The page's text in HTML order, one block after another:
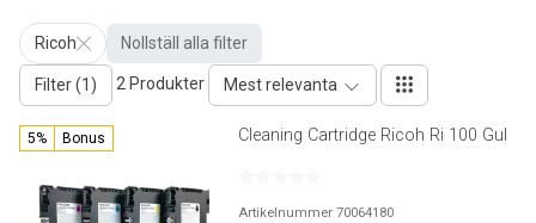
Ricoh Nollställ alla filter
Filter (1) 2 Produkter Mest relevanta
5% Bonus Cleaning Cartridge Ricoh Ri 100 Gul
Artikelnummer 70064180